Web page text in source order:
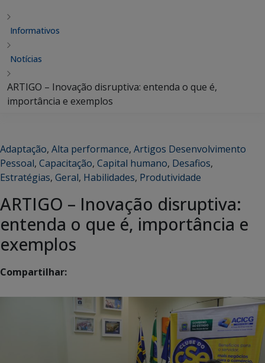
Informativos
Notícias
ARTIGO – Inovação disruptiva: entenda o que é,
importância e exemplos
Adaptação, Alta performance, Artigos Desenvolvimento
Pessoal, Capacitação, Capital humano, Desafios,
Estratégias, Geral, Habilidades, Produtividade
ARTIGO – Inovação disruptiva:
entenda o que é, importância e
exemplos
Compartilhar: